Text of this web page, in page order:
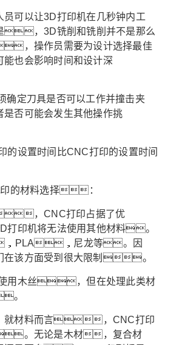
员可以让3D打印机在几秒钟内工
，3D铣削和铣削并不是那么
，操作员需要为设计选择最佳
也会影响时间和设计深
确定刀具是否可以工作并撞击夹
否可能会发生其他操作挑
设置时间比CNC打印的设置时间
的材料选择：
，CNC打印占据了优
印机将无法使用其他材料。
，PLA，尼龙等。因
该方面受到很大限制。
用木丝，但在处理此类材
。
就材料而言，CNC打印
。无论是木材，复合材